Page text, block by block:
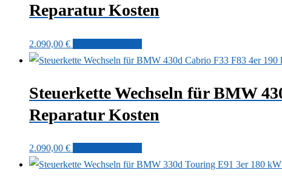
Reparatur Kosten
2.090,00 €
Steuerkette Wechseln für BMW
Reparatur Kosten
2.090,00 €